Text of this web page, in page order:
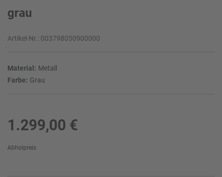
grau
Artikel-Nr.: 003798050900000
Material: Metall
Farbe: Grau
1.299,00 €
Abholpreis